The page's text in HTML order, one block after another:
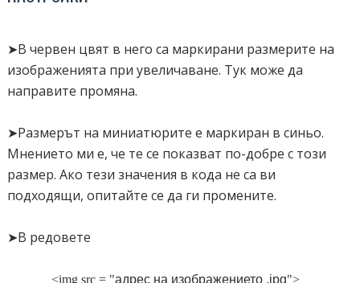
1354aa.jpg"></a>
<a tabindex="7"><img
src="http://www.astromeridian.ru/assets/images/sonnik/priroda.jpg
<a tabindex="8"><img
src="https://womanadvice.ru/sites/default/files/julie/priroda_avstral
ii_2.jpg "></a>
<a tabindex="10"><img src="http://gif-kartinki.ru/1/krasivaja-
➤В червен цвят в него са маркирани размерите на
изображенията при увеличаване. Тук може да
направите промяна.
➤Размерът на миниатюрите е маркиран в синьо.
Мнението ми е, че те се показват по-добре с този
размер. Ако тези значения в кода не са ви
подходящи, опитайте се да ги промените.
➤В редовете
<img src = "адрес на изображението .jpg">